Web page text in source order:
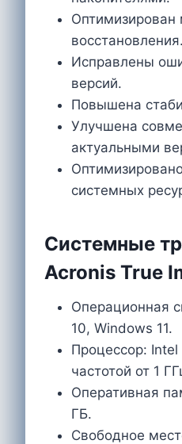
Оптимизирован
восстановления.
Исправлены
версий.
Повышена
Улучшена
актуальными
системных
Системные
Acronis True
Операционная
10, Windows 11.
Процессор: Intel
частотой от 1
Оперативная
ГБ.
Свободное